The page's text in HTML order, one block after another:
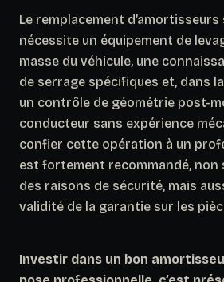
Le remplacement d’amortisseurs
nécessite un équipement de
masse du véhicule, une
de serrage spécifiques et, dans
un contrôle de géométrie post-
conducteur sans expérience
confier cette opération à un
est fortement recommandé, non
des raisons de sécurité, mais
validité de la garantie sur les
Investir dans un bon